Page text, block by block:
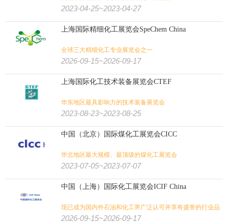
2023-04-25~2023-04-27
上海国际精细化工展览会SpeChem China
全球三大精细化工专业展览会之一
2026-09-15~2026-09-17
上海国际化工技术装备展览会CTEF
华东地区最具影响力的技术装备展览会
2023-08-23~2023-08-25
中国（北京）国际煤化工展览会CICC
华北地区最大规模、最顶级的煤化工展览会
2023-07-05~2023-07-07
中国（上海）国际化工展览会ICIF China
现已成为国内外石油和化工界广泛认可并享有盛誉的行业品
牌展会
2026-09-15~2026-09-17